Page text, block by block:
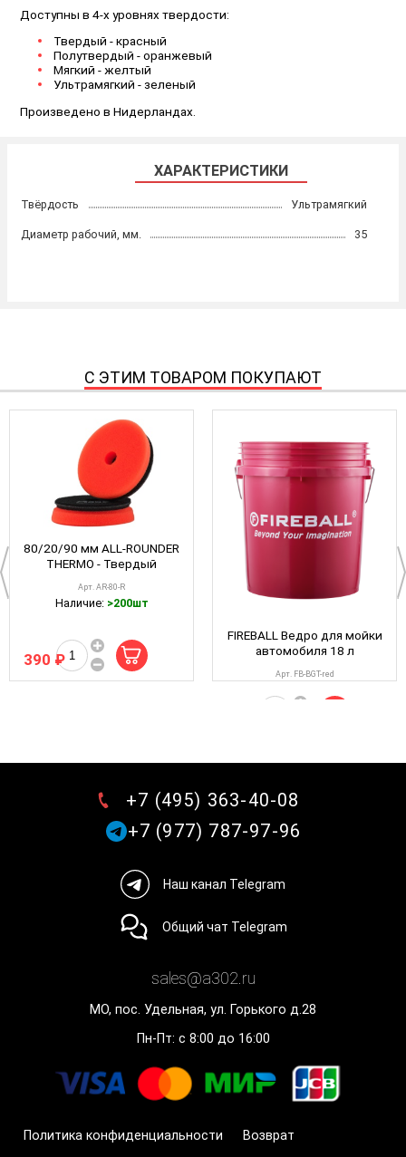
Доступны в 4-х уровнях твердости:
Твердый - красный
Полутвердый - оранжевый
Мягкий - желтый
Ультрамягкий - зеленый
Произведено в Нидерландах.
ХАРАКТЕРИСТИКИ
Твёрдость Ультрамягкий
Диаметр рабочий, мм. 35
С ЭТИМ ТОВАРОМ ПОКУПАЮТ
80/20/90 мм ALL-ROUNDER
THERMO - Твердый
(красный) А302
Арт. AR-80-R
Наличие: >200шт
390 ₽
FIREBALL Ведро для мойки
автомобиля 18 л
Арт. FB-BGT-red
МО, пос. Удельная, ул. Горького д.28
Пн-Пт: с 8:00 до 16:00
Политика конфиденциальности Возврат
+7 (495) 363-40-08
+7 (977) 787-97-96
Наш канал Telegram
Общий чат Telegram
sales@a302.ru